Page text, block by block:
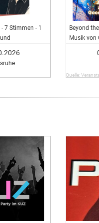
7 Stimmen - 1
Beyond
Musik von
Quelle: